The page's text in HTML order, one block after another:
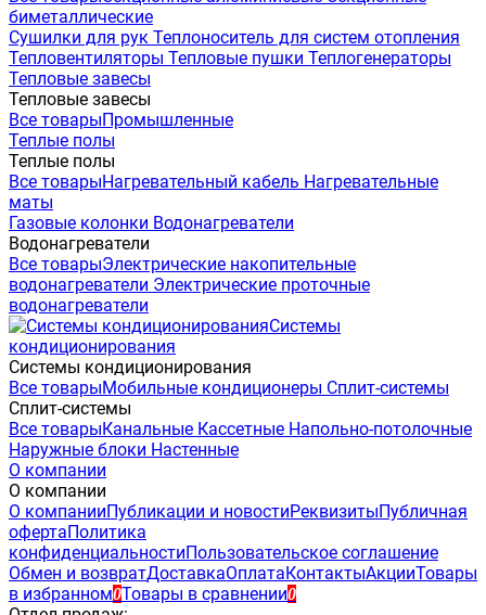
биметаллические
Сушилки для рук Теплоноситель для систем отопления
Тепловентиляторы Тепловые пушки Теплогенераторы
Тепловые завесы
Тепловые завесы
Все товарыПромышленные
Теплые полы
Теплые полы
Все товарыНагревательный кабель Нагревательные
маты
Газовые колонки Водонагреватели
Водонагреватели
Все товарыЭлектрические накопительные
водонагреватели Электрические проточные
водонагреватели
Системы
кондиционирования
Системы кондиционирования
Все товарыМобильные кондиционеры Сплит-системы
Сплит-системы
Все товарыКанальные Кассетные Напольно-потолочные
Наружные блоки Настенные
О компании
О компании
О компанииПубликации и новостиРеквизитыПубличная
офертаПолитика
конфиденциальностиПользовательское соглашение
Обмен и возвратДоставкаОплатаКонтактыАкцииТовары
в избранном0Товары в сравнении0